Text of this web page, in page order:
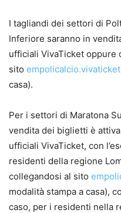
I tagliandi dei settori di
Inferiore saranno in
ufficiali VivaTicket oppure
sito
casa).
Per i settori di Maratona
vendita dei biglietti è
ufficiali VivaTicket, con
residenti della regione
collegandosi al sito
modalità stampa a casa),
caso, per i residenti nella